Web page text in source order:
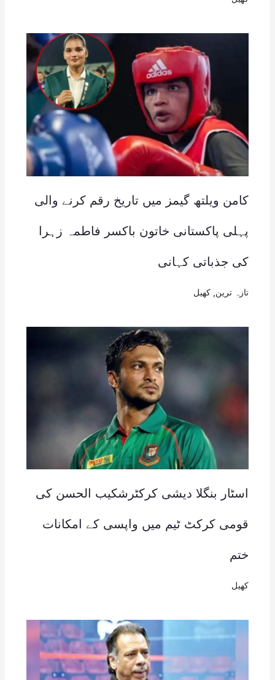
کامن ویلتھ گیمز میں تاریخ رقم کرنے والی
پہلی پاکستانی خاتون باکسر فاطمہ زہرا
کی جذباتی کہانی
تازہ ترین کھیل
اسٹار بنگلا دیشی کرکٹرشکیب الحسن کی
قومی کرکٹ ٹیم میں واپسی کے امکانات
ختم
کھیل